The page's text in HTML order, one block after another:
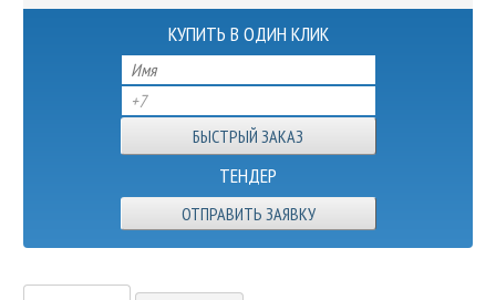
КУПИТЬ В ОДИН КЛИК
ТЕНДЕР
ОТПРАВИТЬ ЗАЯВКУ